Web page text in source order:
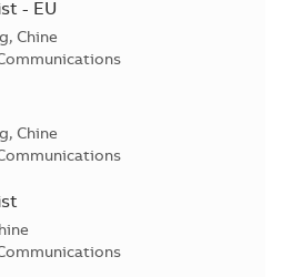
- EU
Chine
Chine